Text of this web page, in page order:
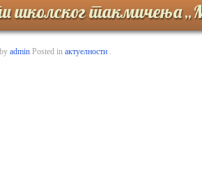
школског такмичења
by admin Posted in актуелности .